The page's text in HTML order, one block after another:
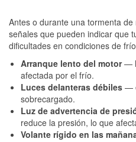
Antes o durante una tormenta
señales que pueden indicar que
dificultades en condiciones de
Arranque lento del motor—
afectada por el frío.
Luces delanteras débiles —
sobrecargado.
Luz de advertencia de
reduce la presión, lo que
Volante rígido en las